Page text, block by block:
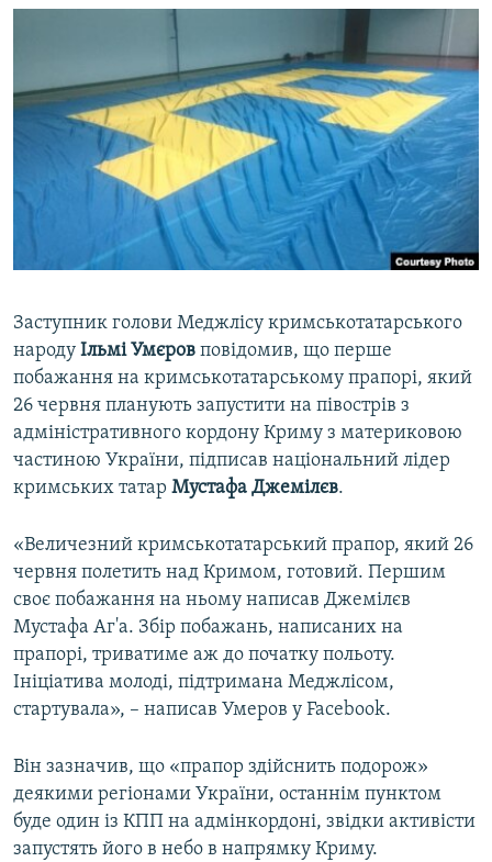
ВІДЕОУРОКИ «ELIFBE»
СВІДЧЕННЯ ОКУПАЦІЇ
УКРАЇНСЬКА ПРОБЛЕМА КРИМУ
ЯК ОБІЙТИ БЛОКУВАННЯ
Русский
Qırımtatar
Усі сайти RFE/RL
Заступник голови Меджлісу кримськотатарського
народу Ільмі Умєров повідомив, що перше
побажання на кримськотатарському прапорі, який
26 червня планують запустити на півострів з
адміністративного кордону Криму з материковою
частиною України, підписав національний лідер
кримських татар Мустафа Джемілєв.
«Величезний кримськотатарський прапор, який 26
червня полетить над Кримом, готовий. Першим
своє побажання на ньому написав Джемілєв
Мустафа Аг'а. Збір побажань, написаних на
прапорі, триватиме аж до початку польоту.
Ініціатива молоді, підтримана Меджлісом,
стартувала», – написав Умеров у Facebook.
Він зазначив, що «прапор здійснить подорож»
деякими регіонами України, останнім пунктом
буде один із КПП на адмінкордоні, звідки активісти
запустять його в небо в напрямку Криму.